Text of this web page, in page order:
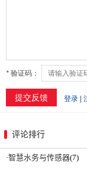
评论排行
·智慧水务与传感器(7)